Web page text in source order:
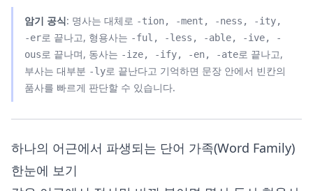
암기 공식: 명사는 대체로 -tion, -ment, -ness, -ity,
-er로 끝나고, 형용사는 -ful, -less, -able, -ive, -
ous로 끝나며, 동사는 -ize, -ify, -en, -ate로 끝나고,
부사는 대부분 -ly로 끝난다고 기억하면 문장 안에서 빈칸의
품사를 빠르게 판단할 수 있습니다.
하나의 어근에서 파생되는 단어 가족(Word Family)
한눈에 보기